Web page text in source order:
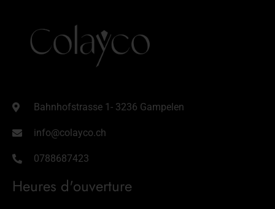
Bahnhofstrasse 1- 3236 Gampelen
info@colayco.ch
0788687423
Heures d'ouverture